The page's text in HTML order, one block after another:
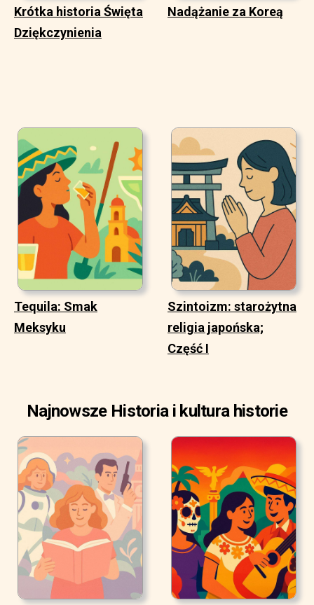
Krótka historia Święta
Dziękczynienia
Nadążanie za Koreą
Tequila: Smak
Meksyku
Szintoizm: starożytna
religia japońska;
Część I
Najnowsze Historia i kultura historie